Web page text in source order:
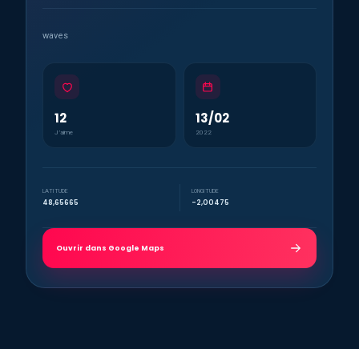
waves
12
J’aime
13/02
2022
LATITUDE
48,65665
LONGITUDE
-2,00475
Ouvrir dans Google Maps